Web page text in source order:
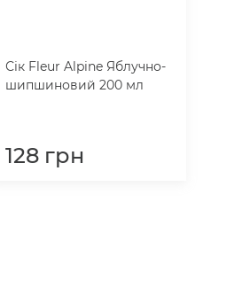
Сік Fleur Alpine Яблучно-
шипшиновий 200 мл
128 грн